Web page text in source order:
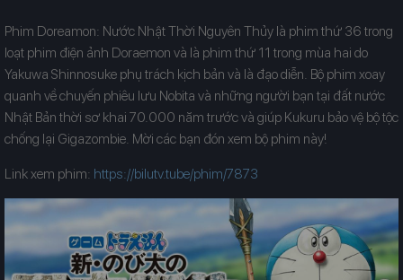
Phim Doreamon: Nước Nhật Thời Nguyên Thủy là phim thứ 36 trong
loạt phim điện ảnh Doraemon và là phim thứ 11 trong mùa hai do
Yakuwa Shinnosuke phụ trách kịch bản và là đạo diễn. Bộ phim xoay
quanh về chuyến phiêu lưu Nobita và những người bạn tại đất nước
Nhật Bản thời sơ khai 70.000 năm trước và giúp Kukuru bảo vệ bộ tộc
chống lại Gigazombie. Mời các bạn đón xem bộ phim này!
Link xem phim: https://bilutv.tube/phim/7873